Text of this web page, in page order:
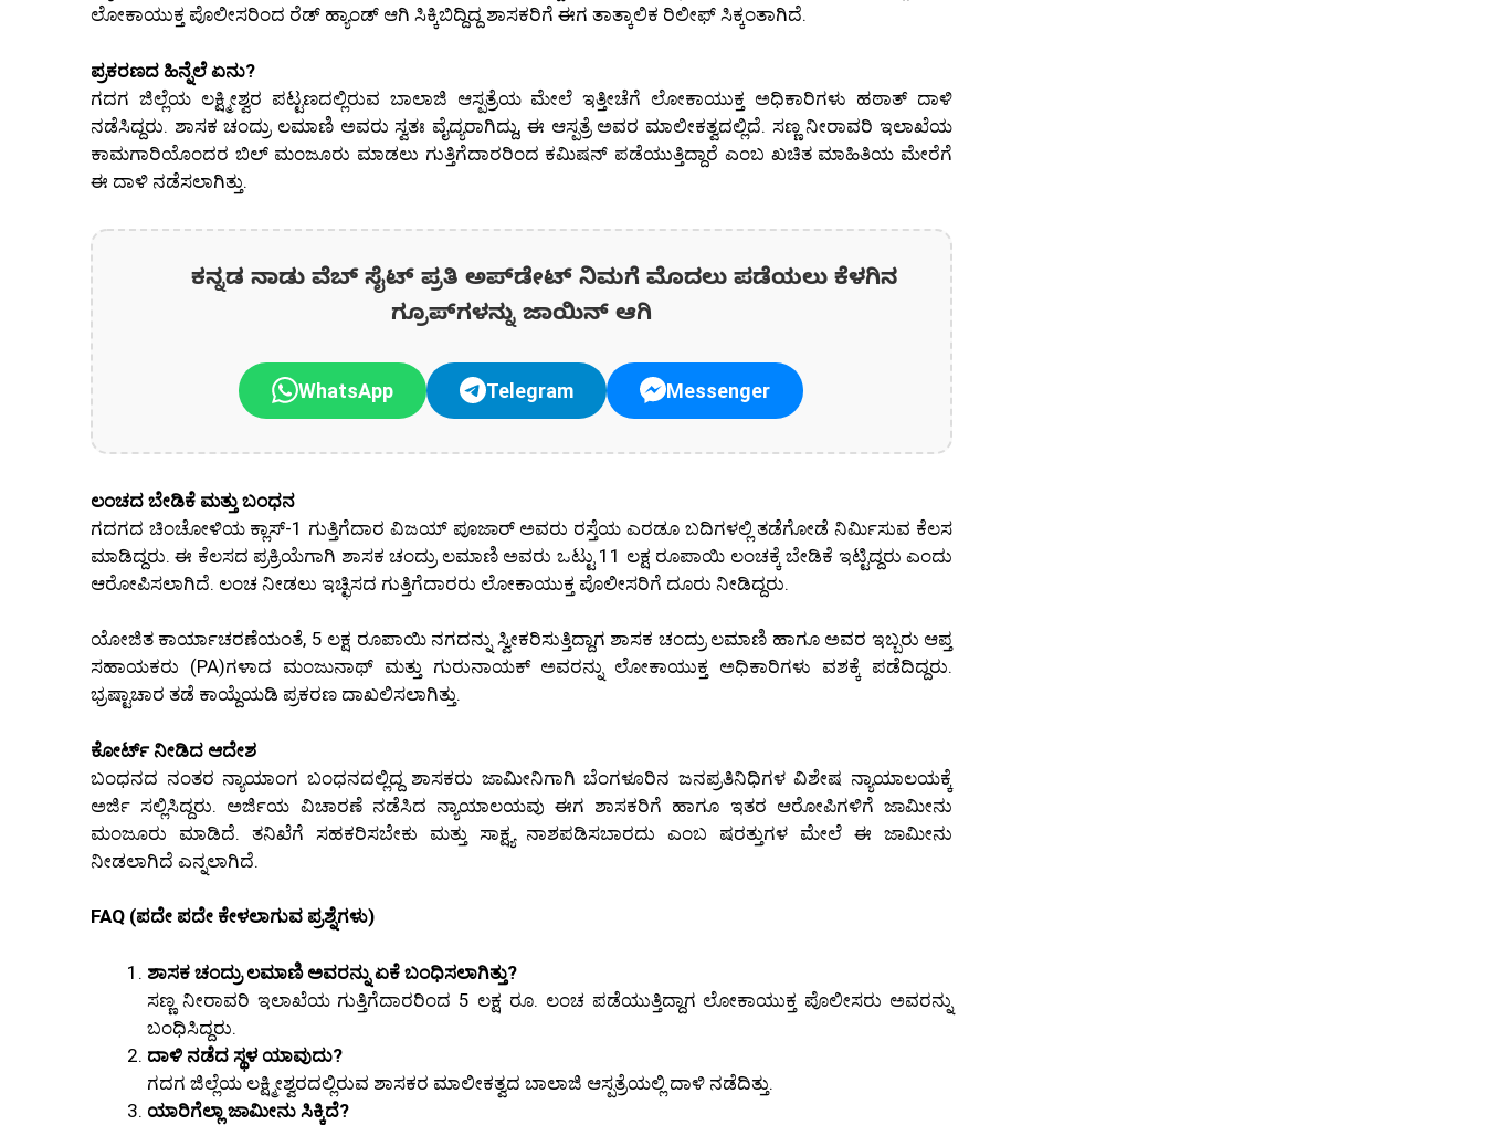
ಲೋಕಾಯುಕ್ತ ಪೊಲೀಸರಿಂದ ರೆಡ್ ಹ್ಯಾಂಡ್ ಆಗಿ ಸಿಕ್ಕಿಬಿದ್ದಿದ್ದ ಶಾಸಕರಿಗೆ ಈಗ ತಾತ್ಕಾಲಿಕ ರಿಲೀಫ್ ಸಿಕ್ಕಂತಾಗಿದೆ.
ಪ್ರಕರಣದ ಹಿನ್ನೆಲೆ ಏನು?
ಗದಗ ಜಿಲ್ಲೆಯ ಲಕ್ಷ್ಮೀಶ್ವರ ಪಟ್ಟಣದಲ್ಲಿರುವ ಬಾಲಾಜಿ ಆಸ್ಪತ್ರೆಯ ಮೇಲೆ ಇತ್ತೀಚೆಗೆ ಲೋಕಾಯುಕ್ತ ಅಧಿಕಾರಿಗಳು ಹಠಾತ್ ದಾಳಿ
ನಡೆಸಿದ್ದರು. ಶಾಸಕ ಚಂದ್ರು ಲಮಾಣಿ ಅವರು ಸ್ವತಃ ವೈದ್ಯರಾಗಿದ್ದು, ಈ ಆಸ್ಪತ್ರೆ ಅವರ ಮಾಲೀಕತ್ವದಲ್ಲಿದೆ. ಸಣ್ಣ ನೀರಾವರಿ ಇಲಾಖೆಯ
ಕಾಮಗಾರಿಯೊಂದರ ಬಿಲ್ ಮಂಜೂರು ಮಾಡಲು ಗುತ್ತಿಗೆದಾರರಿಂದ ಕಮಿಷನ್ ಪಡೆಯುತ್ತಿದ್ದಾರೆ ಎಂಬ ಖಚಿತ ಮಾಹಿತಿಯ ಮೇರೆಗೆ
ಈ ದಾಳಿ ನಡೆಸಲಾಗಿತ್ತು.
ಕನ್ನಡ ನಾಡು ವೆಬ್ ಸೈಟ್ ಪ್ರತಿ ಅಪ್‌ಡೇಟ್‌ ನಿಮಗೆ ಮೊದಲು ಪಡೆಯಲು ಕೆಳಗಿನ
ಗ್ರೂಪ್‌ಗಳನ್ನು ಜಾಯಿನ್ ಆಗಿ
WhatsApp Telegram Messenger
ಲಂಚದ ಬೇಡಿಕೆ ಮತ್ತು ಬಂಧನ
ಗದಗದ ಚಿಂಚೋಳಿಯ ಕ್ಲಾಸ್-1 ಗುತ್ತಿಗೆದಾರ ವಿಜಯ್ ಪೂಜಾರ್ ಅವರು ರಸ್ತೆಯ ಎರಡೂ ಬದಿಗಳಲ್ಲಿ ತಡೆಗೋಡೆ ನಿರ್ಮಿಸುವ ಕೆಲಸ
ಮಾಡಿದ್ದರು. ಈ ಕೆಲಸದ ಪ್ರಕ್ರಿಯೆಗಾಗಿ ಶಾಸಕ ಚಂದ್ರು ಲಮಾಣಿ ಅವರು ಒಟ್ಟು 11 ಲಕ್ಷ ರೂಪಾಯಿ ಲಂಚಕ್ಕೆ ಬೇಡಿಕೆ ಇಟ್ಟಿದ್ದರು ಎಂದು
ಆರೋಪಿಸಲಾಗಿದೆ. ಲಂಚ ನೀಡಲು ಇಚ್ಛಿಸದ ಗುತ್ತಿಗೆದಾರರು ಲೋಕಾಯುಕ್ತ ಪೊಲೀಸರಿಗೆ ದೂರು ನೀಡಿದ್ದರು.
ಯೋಜಿತ ಕಾರ್ಯಾಚರಣೆಯಂತೆ, 5 ಲಕ್ಷ ರೂಪಾಯಿ ನಗದನ್ನು ಸ್ವೀಕರಿಸುತ್ತಿದ್ದಾಗ ಶಾಸಕ ಚಂದ್ರು ಲಮಾಣಿ ಹಾಗೂ ಅವರ ಇಬ್ಬರು ಆಪ್ತ
ಸಹಾಯಕರು (PA)ಗಳಾದ ಮಂಜುನಾಥ್ ಮತ್ತು ಗುರುನಾಯಕ್ ಅವರನ್ನು ಲೋಕಾಯುಕ್ತ ಅಧಿಕಾರಿಗಳು ವಶಕ್ಕೆ ಪಡೆದಿದ್ದರು.
ಭ್ರಷ್ಟಾಚಾರ ತಡೆ ಕಾಯ್ದೆಯಡಿ ಪ್ರಕರಣ ದಾಖಲಿಸಲಾಗಿತ್ತು.
ಕೋರ್ಟ್ ನೀಡಿದ ಆದೇಶ
ಬಂಧನದ ನಂತರ ನ್ಯಾಯಾಂಗ ಬಂಧನದಲ್ಲಿದ್ದ ಶಾಸಕರು ಜಾಮೀನಿಗಾಗಿ ಬೆಂಗಳೂರಿನ ಜನಪ್ರತಿನಿಧಿಗಳ ವಿಶೇಷ ನ್ಯಾಯಾಲಯಕ್ಕೆ
ಅರ್ಜಿ ಸಲ್ಲಿಸಿದ್ದರು. ಅರ್ಜಿಯ ವಿಚಾರಣೆ ನಡೆಸಿದ ನ್ಯಾಯಾಲಯವು ಈಗ ಶಾಸಕರಿಗೆ ಹಾಗೂ ಇತರ ಆರೋಪಿಗಳಿಗೆ ಜಾಮೀನು
ಮಂಜೂರು ಮಾಡಿದೆ. ತನಿಖೆಗೆ ಸಹಕರಿಸಬೇಕು ಮತ್ತು ಸಾಕ್ಷ್ಯ ನಾಶಪಡಿಸಬಾರದು ಎಂಬ ಷರತ್ತುಗಳ ಮೇಲೆ ಈ ಜಾಮೀನು
ನೀಡಲಾಗಿದೆ ಎನ್ನಲಾಗಿದೆ.
FAQ (ಪದೇ ಪದೇ ಕೇಳಲಾಗುವ ಪ್ರಶ್ನೆಗಳು)
ಶಾಸಕ ಚಂದ್ರು ಲಮಾಣಿ ಅವರನ್ನು ಏಕೆ ಬಂಧಿಸಲಾಗಿತ್ತು?
ಸಣ್ಣ ನೀರಾವರಿ ಇಲಾಖೆಯ ಗುತ್ತಿಗೆದಾರರಿಂದ 5 ಲಕ್ಷ ರೂ. ಲಂಚ ಪಡೆಯುತ್ತಿದ್ದಾಗ ಲೋಕಾಯುಕ್ತ ಪೊಲೀಸರು ಅವರನ್ನು
ಬಂಧಿಸಿದ್ದರು.
ದಾಳಿ ನಡೆದ ಸ್ಥಳ ಯಾವುದು?
ಗದಗ ಜಿಲ್ಲೆಯ ಲಕ್ಷ್ಮೀಶ್ವರದಲ್ಲಿರುವ ಶಾಸಕರ ಮಾಲೀಕತ್ವದ ಬಾಲಾಜಿ ಆಸ್ಪತ್ರೆಯಲ್ಲಿ ದಾಳಿ ನಡೆದಿತ್ತು.
ಯಾರಿಗೆಲ್ಲಾ ಜಾಮೀನು ಸಿಕ್ಕಿದೆ?